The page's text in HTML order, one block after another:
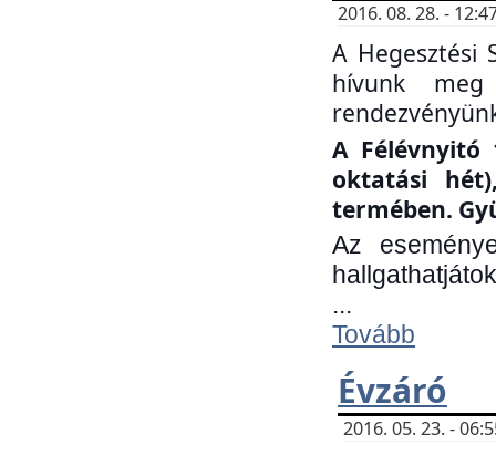
2016. 08. 28. -
A Hegesztési
hívunk
A Félévnyitó
oktatási
termében.
Az
...
Tovább
Évzáró
2016. 05. 23. -